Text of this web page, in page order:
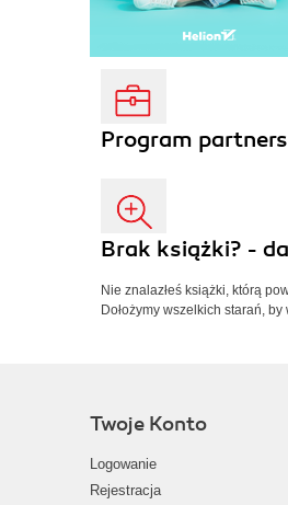
Program
Brak książki? -
Nie znalazłeś książki, którą
Dołożymy wszelkich starań,
Twoje Konto
Logowanie
Rejestracja